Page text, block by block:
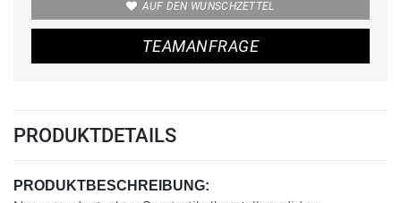
AUF DEN WUNSCHZETTEL
TEAMANFRAGE
PRODUKTDETAILS
PRODUKTBESCHREIBUNG: